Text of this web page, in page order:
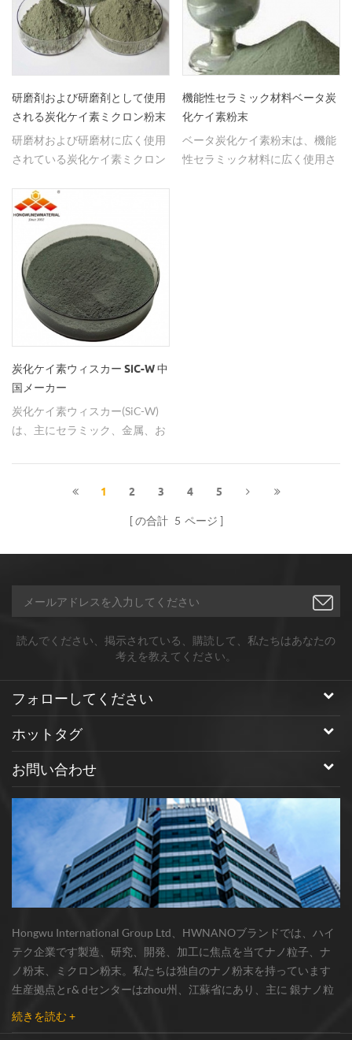
研磨剤および研磨剤として使用
される炭化ケイ素ミクロン粉末
研磨材および研磨材に広く使用
されている炭化ケイ素ミクロン
機能性セラミック材料ベータ炭
化ケイ素粉末
ベータ炭化ケイ素粉末は、機能
性セラミック材料に広く使用さ
炭化ケイ素ウィスカー SiC-W 中
国メーカー
炭化ケイ素ウィスカー(SiC-W)
は、主にセラミック、金属、お
化に使用されます。SiCウィス
カはベータタイプがあり、熱伝
性、機械的特性などに優れてい
1 2 3 4 5
の合計 5 ページ
読んでください、掲示されている、購読して、私たちはあなたの
考えを教えてください。
フォローしてください
ホットタグ
お問い合わせ
Hongwu International Group Ltd、HWNANOブランドでは、ハイ
テク企業です製造、研究、開発、加工に焦点を当てナノ粒子、ナ
ノ粉末、ミクロン粉末。私たちは独自のナノ粉末を持っています
生産拠点とr& dセンターはzhou州、江蘇省にあり、主に 銀ナノ粒
子 、 銅ナノ粒子 、 炭化ケイ素ウィスカー/粉末 、 カーボンナノチ
ューブ 、 グラフェン 、 酸化アルミニウムナノ粒子 、 窒化ケイ素
続きを読む +